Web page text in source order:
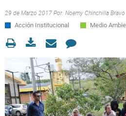
29 de Marzo 2017 Por: Noemy Chinchilla Bravo
Acción Institucional Medio